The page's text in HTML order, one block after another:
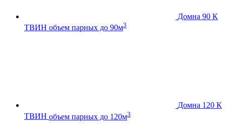
Домна 90 К
ТВИН объем парных до 90м3
Домна 120 К
ТВИН объем парных до 120м3